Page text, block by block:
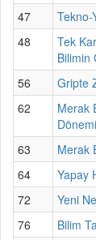
47
Tekno-
48
Tek
Bilimin
56
Gripte
62
Merak
63
Merak
64
Yapay
72
Yeni
76
Bilim